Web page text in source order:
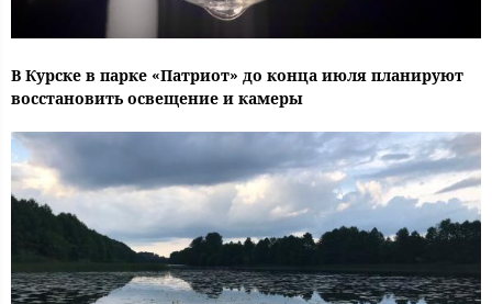
В Курске в парке «Патриот» до конца июля планируют
восстановить освещение и камеры